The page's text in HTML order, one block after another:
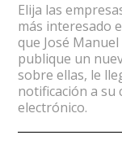
Elija las
más interesado
que José
publique un
sobre ellas, le
notificación a su
electrónico.